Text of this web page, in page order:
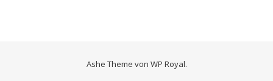
Ashe Theme von WP Royal.